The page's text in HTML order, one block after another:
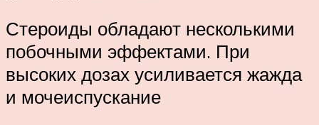
Стероиды обладают несколькими
побочными эффектами. При
высоких дозах усиливается жажда
и мочеиспускание